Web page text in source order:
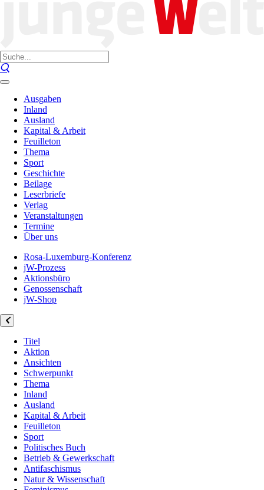
Ausgaben
Inland
Ausland
Kapital & Arbeit
Feuilleton
Thema
Sport
Geschichte
Beilage
Leserbriefe
Verlag
Veranstaltungen
Termine
Über uns
Rosa-Luxemburg-Konferenz
jW-Prozess
Aktionsbüro
Genossenschaft
jW-Shop
Titel
Aktion
Ansichten
Schwerpunkt
Thema
Inland
Ausland
Kapital & Arbeit
Feuilleton
Sport
Politisches Buch
Betrieb & Gewerkschaft
Antifaschismus
Natur & Wissenschaft